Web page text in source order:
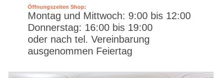
Öffnungszeiten Shop:
Montag und Mittwoch: 9:00 bis 12:00
Donnerstag: 16:00 bis 19:00
oder nach tel. Vereinbarung
ausgenommen Feiertag